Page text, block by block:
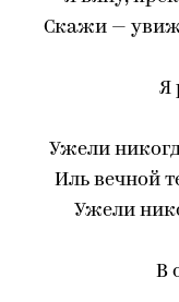
Скажи —
Я
Ужели
Иль вечной
Ужели
В